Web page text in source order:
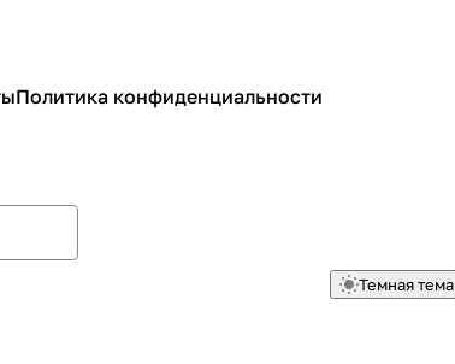
Политика конфиденциальности
Темная тема